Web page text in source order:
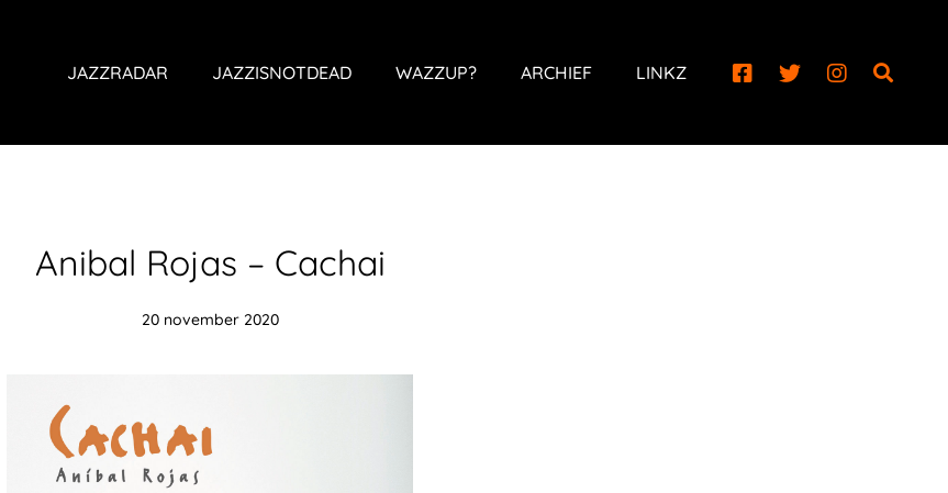
JAZZRADAR JAZZISNOTDEAD WAZZUP? ARCHIEF LINKZ
Anibal Rojas – Cachai
20 november 2020